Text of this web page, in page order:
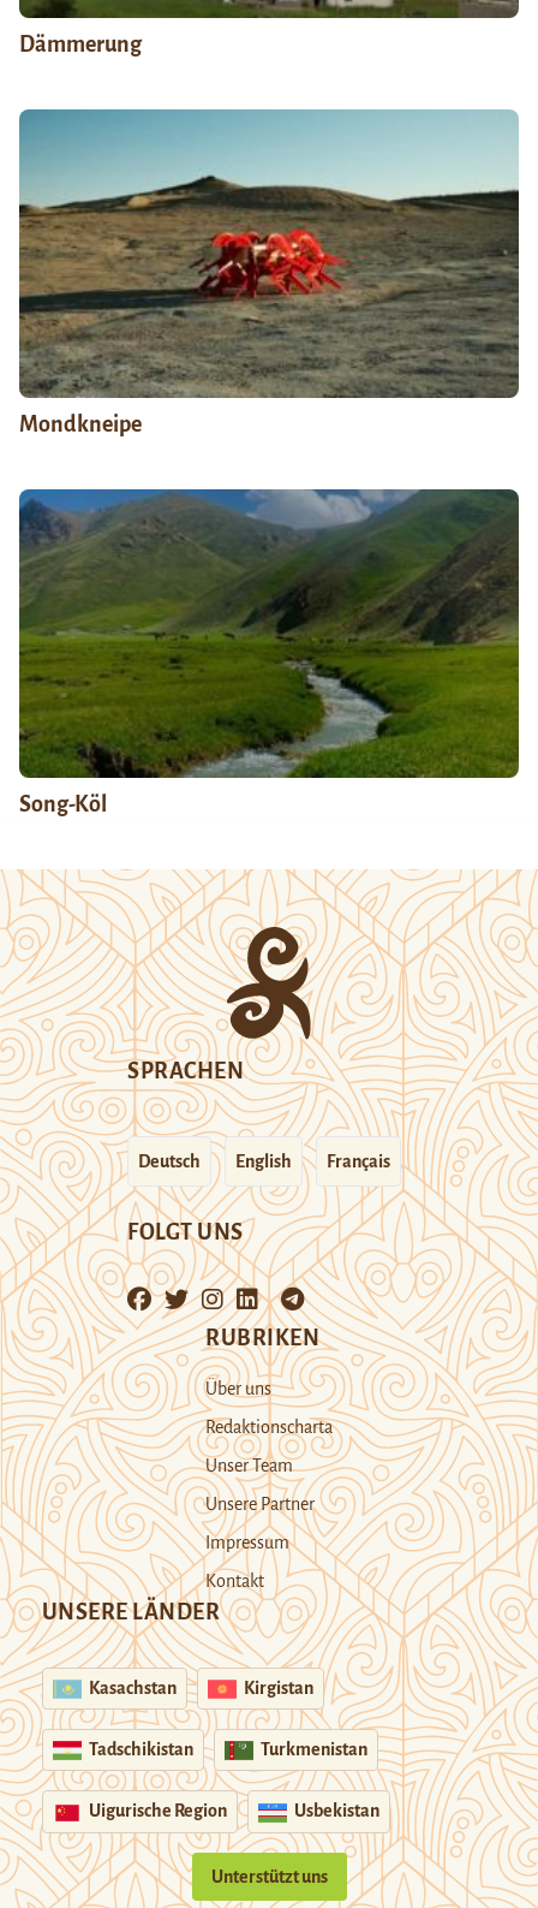
Dämmerung
Mondkneipe
Song-Köl
SPRACHEN
Deutsch English Français
FOLGT UNS
RUBRIKEN
Über uns
Redaktionscharta
Unser Team
Unsere Partner
Impressum
Kontakt
UNSERE LÄNDER
Kasachstan Kirgistan
Tadschikistan Turkmenistan
Uigurische Region Usbekistan
Unterstützt uns